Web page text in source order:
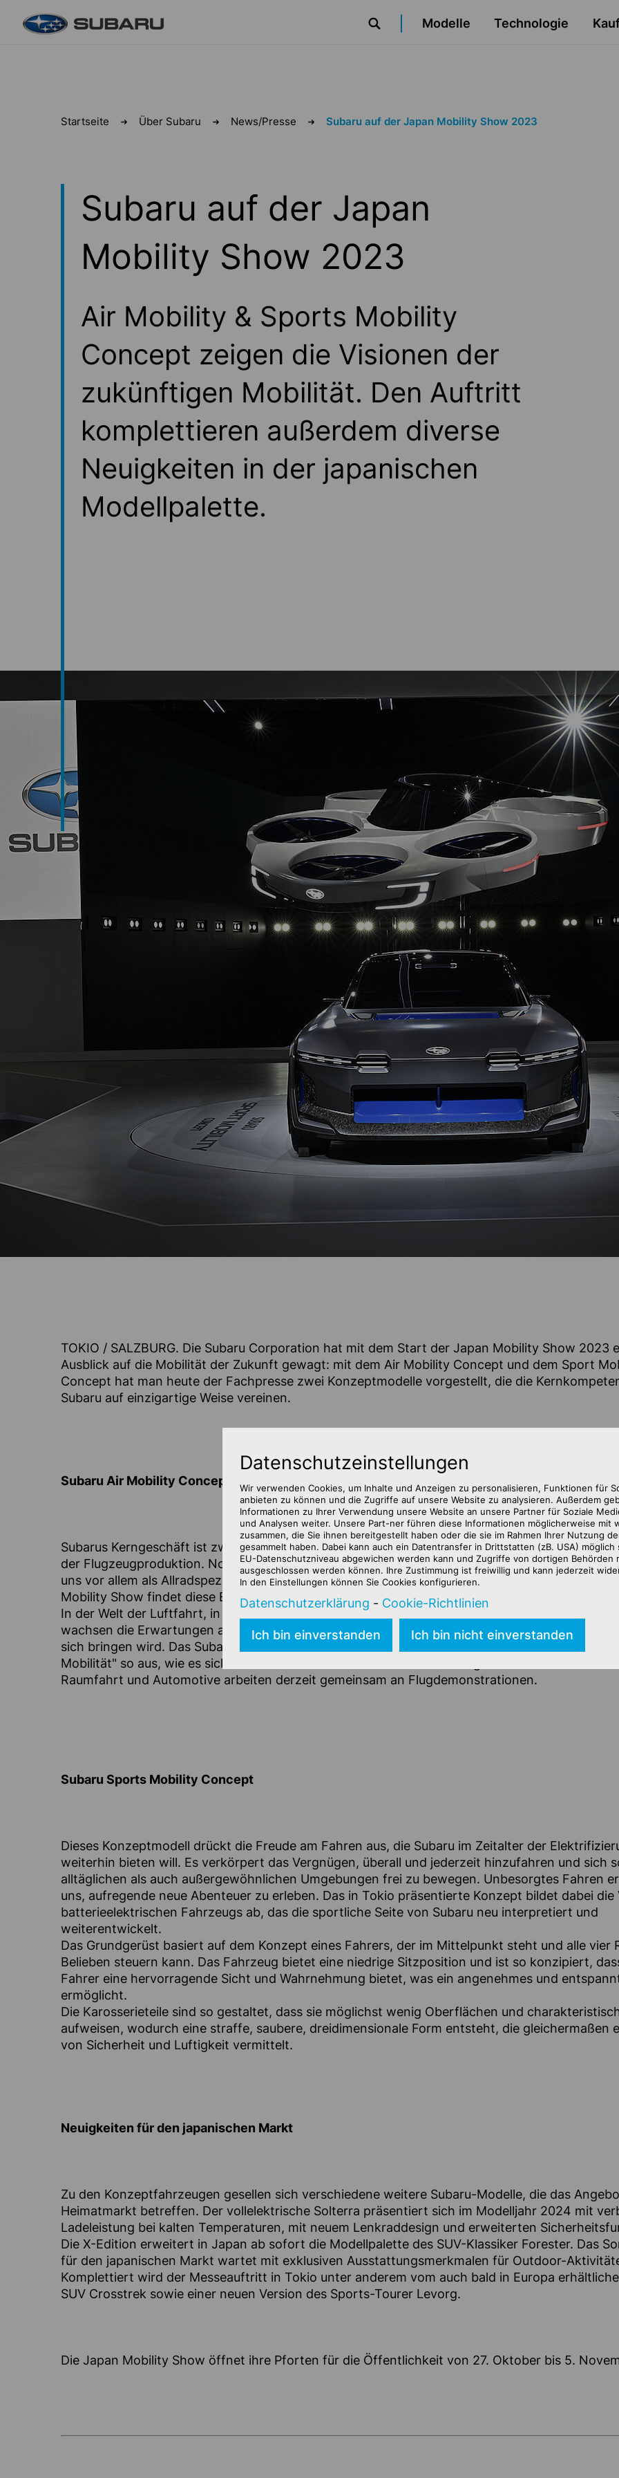
Suche
Modelle
Technologie
Startseite Über Subaru News/Presse Subaru auf der Japan Mobility Show 2023
Subaru auf der Japan
Mobility Show 2023
Air Mobility & Sports Mobility
Concept zeigen die Visionen der
zukünftigen Mobilität. Den Auftritt
komplettieren außerdem diverse
Neuigkeiten in der japanischen
Modellpalette.
TOKIO / SALZBURG. Die Subaru Corporation hat mit dem Start der Japan Mobility Show 2023
Ausblick auf die Mobilität der Zukunft gewagt: mit dem Air Mobility Concept und dem Sport
Concept hat man heute der Fachpresse zwei Konzeptmodelle vorgestellt, die die
Subaru auf einzigartige Weise vereinen.
Subaru Air Mobility Concept
Subarus Kerngeschäft ist zwar die Automobilproduktion, doch fußt die Marke Subaru auf den
der Flugzeugproduktion. Noch immer ist die Luft- und Raumfahrt ein wichtiger
uns vor allem als Allradspezialisten bekannten japanischen Traditionshersteller. Auf der
Mobility Show findet diese Expertise erstmals in Verbindung mit dem Automobilzweig ihren
In der Welt der Luftfahrt, in der Elektrifizierung und Automatisierungstechnologien rapide
wachsen die Erwartungen auch an eine neue Art der Mobilität, die eine „Revolution der
sich bringen wird. Das Subaru Air Mobility Concept drückt dabei die Zukunft von „mehr Freiheit
Mobilität" so aus, wie es sich Subaru für die Zukunft vorstellen kann. Ingenieure aus den
Raumfahrt und Automotive arbeiten derzeit gemeinsam an Flugdemonstrationen.
Subaru Sports Mobility Concept
Dieses Konzeptmodell drückt die Freude am Fahren aus, die Subaru im Zeitalter der
weiterhin bieten will. Es verkörpert das Vergnügen, überall und jederzeit hinzufahren und sich
alltäglichen als auch außergewöhnlichen Umgebungen frei zu bewegen. Unbesorgtes Fahren
uns, aufregende neue Abenteuer zu erleben. Das in Tokio präsentierte Konzept bildet dabei die
batterieelektrischen Fahrzeugs ab, das die sportliche Seite von Subaru neu interpretiert und
weiterentwickelt.
Das Grundgerüst basiert auf dem Konzept eines Fahrers, der im Mittelpunkt steht und alle vier
Belieben steuern kann. Das Fahrzeug bietet eine niedrige Sitzposition und ist so konzipiert,
Fahrer eine hervorragende Sicht und Wahrnehmung bietet, was ein angenehmes und
ermöglicht.
Die Karosserieteile sind so gestaltet, dass sie möglichst wenig Oberflächen und
aufweisen, wodurch eine straffe, saubere, dreidimensionale Form entsteht, die gleichermaßen
von Sicherheit und Luftigkeit vermittelt.
Neuigkeiten für den japanischen Markt
Zu den Konzeptfahrzeugen gesellen sich verschiedene weitere Subaru-Modelle, die das
Heimatmarkt betreffen. Der vollelektrische Solterra präsentiert sich im Modelljahr 2024 mit
Ladeleistung bei kalten Temperaturen, mit neuem Lenkraddesign und erweiterten
Die X-Edition erweitert in Japan ab sofort die Modellpalette des SUV-Klassiker Forester. Das
für den japanischen Markt wartet mit exklusiven Ausstattungsmerkmalen für Outdoor-
Komplettiert wird der Messeauftritt in Tokio unter anderem vom auch bald in Europa
SUV Crosstrek sowie einer neuen Version des Sports-Tourer Levorg.
Die Japan Mobility Show öffnet ihre Pforten für die Öffentlichkeit von 27. Oktober bis 5.
Datenschutz­einstellungen
Wir verwenden Cookies, um Inhalte und Anzeigen zu personalisieren, Funktionen für
anbieten zu können und die Zugriffe auf unsere Website zu analysieren. Außerdem
Informationen zu Ihrer Verwendung unsere Website an unsere Partner für Soziale
und Analysen weiter. Unsere Part-ner führen diese Informationen möglicherweise mit
zusammen, die Sie ihnen bereitgestellt haben oder die sie im Rahmen Ihrer Nutzung
gesammelt haben. Dabei kann auch ein Datentransfer in Drittstatten (zB. USA) möglich
EU-Datenschutzniveau abgewichen werden kann und Zugriffe von dortigen Behörden
ausgeschlossen werden können. Ihre Zustimmung ist freiwillig und kann jederzeit
In den Einstellungen können Sie Cookies konfigurieren.
Datenschutzerklärung - Cookie-Richtlinien
Ich bin einverstanden Ich bin nicht einverstanden